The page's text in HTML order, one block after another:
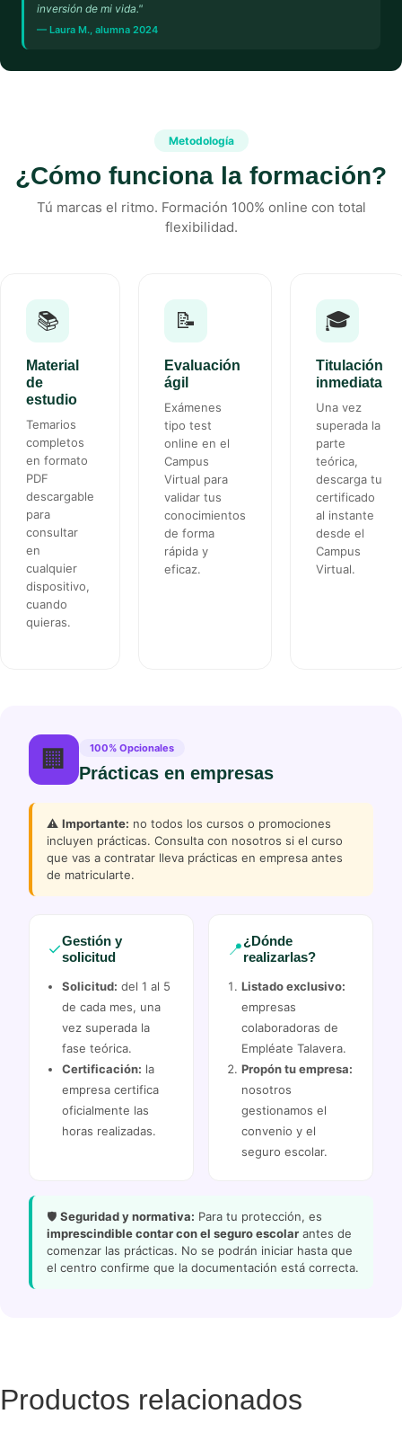
inversión de mi vida."
— Laura M., alumna 2024
Metodología
¿Cómo funciona la formación?
Tú marcas el ritmo. Formación 100% online con total
flexibilidad.
📚
Material
de
estudio
Temarios
completos
en formato
PDF
descargable
para
consultar
en
cualquier
dispositivo,
cuando
quieras.
📝
Evaluación
ágil
Exámenes
tipo test
online en el
Campus
Virtual para
validar tus
conocimientos
de forma
rápida y
eficaz.
🎓
Titulación
inmediata
Una vez
superada la
parte
teórica,
descarga tu
certificado
al instante
desde el
Campus
Virtual.
🏢 100% Opcionales
Prácticas en empresas
⚠️ Importante: no todos los cursos o promociones
incluyen prácticas. Consulta con nosotros si el curso
que vas a contratar lleva prácticas en empresa antes
de matricularte.
✓Gestión y
solicitud
Solicitud: del 1 al 5
de cada mes, una
vez superada la
fase teórica.
Certificación: la
empresa certifica
oficialmente las
horas realizadas.
📍¿Dónde
realizarlas?
Listado exclusivo:
empresas
colaboradoras de
Empléate Talavera.
Propón tu empresa:
nosotros
gestionamos el
convenio y el
seguro escolar.
🛡️ Seguridad y normativa: Para tu protección, es
imprescindible contar con el seguro escolar antes de
comenzar las prácticas. No se podrán iniciar hasta que
el centro confirme que la documentación está correcta.
Productos relacionados